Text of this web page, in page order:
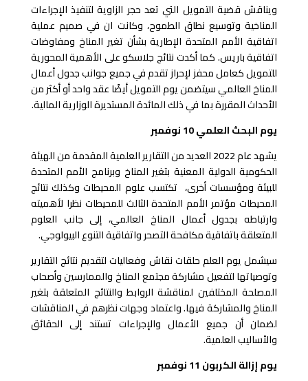
ويناقش قضية التمويل التي تعد حجر الزاوية لتنفيذ الإجراءات
المناخية وتوسيع نطاق الطموح، وكانت ان في صميم عملية
اتفاقية الأمم المتحدة الإطارية بشأن تغير المناخ ومفاوضات
اتفاقية باريس. كما أكدت نتائج جلاسكو على الأهمية المحورية
للتمويل كعامل محفز لإحراز تقدم في جميع جوانب جدول أعمال
المناخ العالمي سيتضمن يوم التمويل أيضًا عقد واحد أو أكثر من
الأحداث المقررة بما في ذلك المائدة المستديرة الوزارية المالية.
يوم البحث العلمي 10 نوفمبر
يشهد عام 2022 العديد من التقارير العلمية المقدمة من الهيئة
الحكومية الدولية المعنية بتغير المناخ وبرنامج الأمم المتحدة
للبيئة ومؤسسات أخرى، تكتسب علوم المحيطات وكذلك نتائج
المحيطات مؤتمر الأمم المتحدة الثالث للمحيطات نظرا لأهميته
وارتباطه بجدول أعمال المناخ العالمي، إلى جانب العلوم
المتعلقة باتفاقية مكافحة التصحر واتفاقية التنوع البيولوجي.
سيشمل يوم العلم حلقات نقاش وفعاليات لتقديم نتائج التقارير
وتوصياتها لتفعيل مشاركة مجتمع المناخ والممارسين وأصحاب
المصلحة المختلفين لمناقشة الروابط والنتائج المتعلقة بتغير
المناخ والمشاركة فيها. واعتماد وجهات نظرهم في المناقشات
لضمان أن جميع الأعمال والإجراءات تستند إلى الحقائق
والأساليب العلمية.
يوم إزالة الكربون 11 نوفمبر